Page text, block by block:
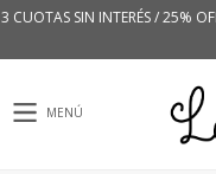
3 CUOTAS SIN INTERÉS / 25%
MENÚ